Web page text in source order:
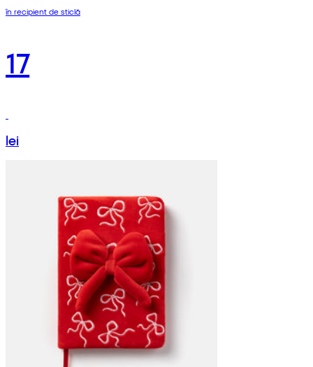
în recipient de sticlă
17
lei